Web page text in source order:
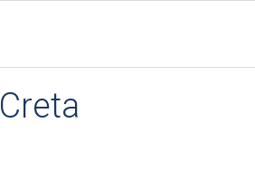
Creta